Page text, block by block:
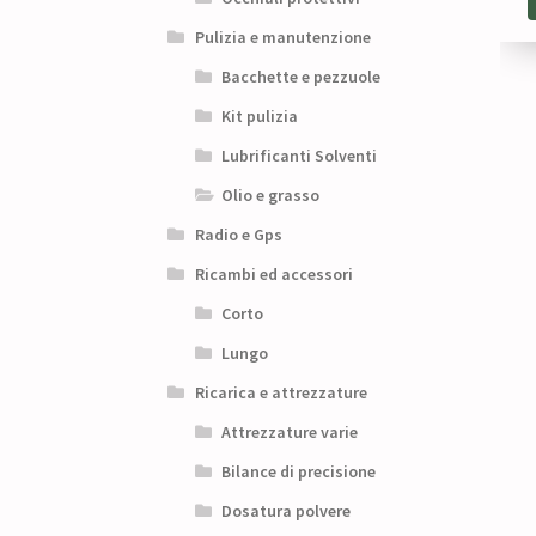
Pulizia e manutenzione
Bacchette e pezzuole
Kit pulizia
Lubrificanti Solventi
Olio e grasso
Radio e Gps
Ricambi ed accessori
Corto
Lungo
Ricarica e attrezzature
Attrezzature varie
Bilance di precisione
Dosatura polvere